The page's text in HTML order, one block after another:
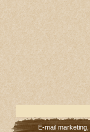
E-mail marketing